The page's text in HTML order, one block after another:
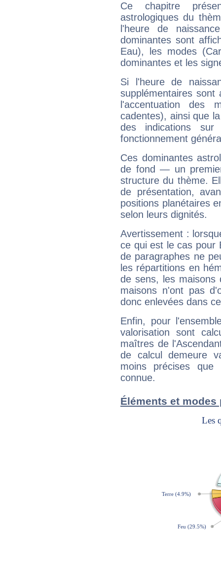
Ce chapitre
astrologiques du
l'heure de
dominantes sont
Eau), les modes
dominantes et les
Si l'heure de
supplémentaires sont
l'accentuation des
cadentes), ainsi que
des indications sur
fonctionnement
Ces dominantes
de fond — un
structure du thème.
de présentation,
positions planétaires
selon leurs dignités.
Avertissement :
ce qui est le cas pour
de paragraphes ne
les répartitions en
de sens, les maisons
maisons n'ont pas
donc enlevées dans
Enfin, pour
valorisation sont
maîtres de
de calcul demeure
moins précises que
connue.
Éléments et modes